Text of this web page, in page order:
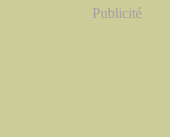
Publicité